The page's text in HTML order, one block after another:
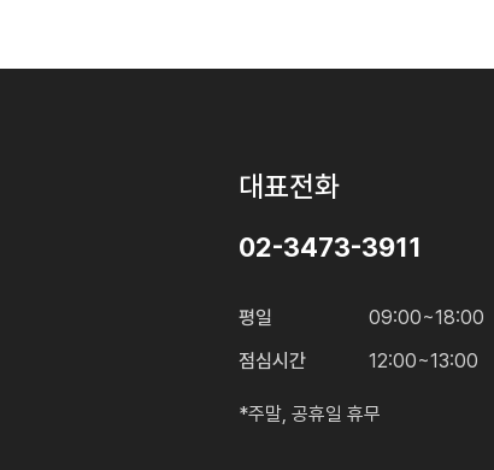
대표전화
02-3473-3911
평일
09:00~18:00
점심시간
12:00~13:00
*주말, 공휴일 휴무